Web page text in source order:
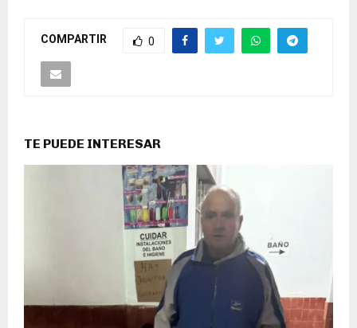
COMPARTIR 0
TE PUEDE INTERESAR